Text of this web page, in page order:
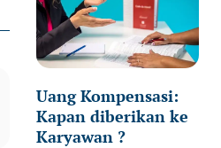
Uang Kompensasi:
Kapan diberikan ke
Karyawan ?